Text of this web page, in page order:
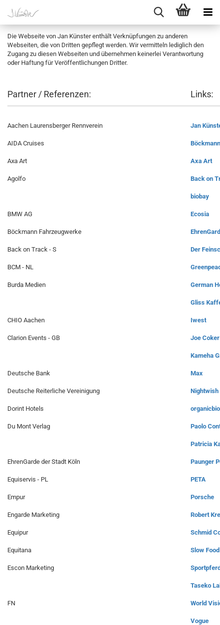
Die Webseite von Jan Künster enthält Verknüpfungen zu anderen
Webseiten, die von Dritten gepflegt werden. Wir vermitteln lediglich den
Zugang zu diesen Webseiten und übernehmen keinerlei Verantwortung
oder Haftung für Veröffentlichungen Dritter.
Partner / Referenzen:
Aachen Laurensberger Rennverein
AIDA Cruises
Axa Art
Agolfo
BMW AG
Böckmann Fahrzeugwerke
Back on Track - S
BCM - NL
Burda Medien
CHIO Aachen
Clarion Events - GB
Deutsche Bank
Deutsche Reiterliche Vereinigung
Dorint Hotels
Du Mont Verlag
EhrenGarde der Stadt Köln
Equiservis - PL
Empur
Engarde Marketing
Equipur
Equitana
Escon Marketing
FN
Links:
Jan
Axa Art
Back on
biobay
Ecosia
Der
German
Gliss
Iwest
Joe Coker
Kameha
Max
Nightwish
organicbio
Paolo
Patricia
Paunger
PETA
Porsche
Robert
Schmid
Slow Food
Taseko
World
Vogue